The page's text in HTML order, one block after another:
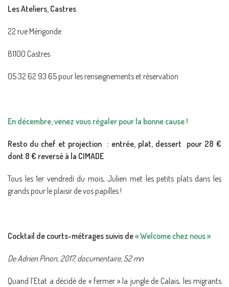
Les Ateliers, Castres
22 rue Mérigonde
81100 Castres
05 32 62 93 65 pour les renseignements et réservation
En décembre, venez vous régaler pour la bonne cause !
Resto du chef et projection : entrée, plat, dessert pour 28 €
dont 8 € reversé à la CIMADE
Tous les 1er vendredi du mois, Julien met les petits plats dans les
grands pour le plaisir de vos papilles !
Cocktail de courts-métrages suivis de« Welcome chez nous »
De Adrien Pinon, 2017, documentaire, 52 mn
Quand l’Etat a décidé de « fermer » la jungle de Calais, les migrants